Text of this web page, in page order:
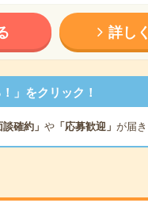
詳し
」をクリック！
談確約」 や「応募歓迎」 が届き